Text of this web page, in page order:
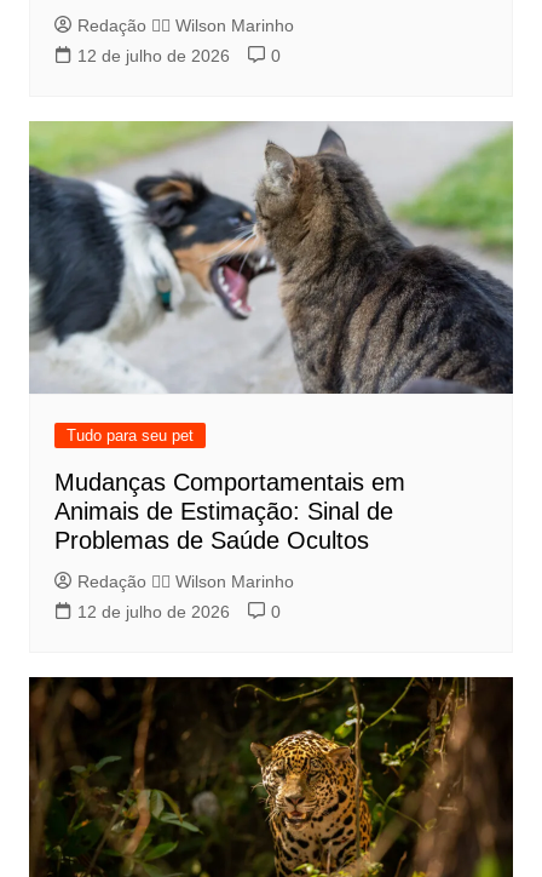
Redação 👨‍⚖️​ Wilson Marinho
12 de julho de 2026
0
Tudo para seu pet
Mudanças Comportamentais em
Animais de Estimação: Sinal de
Problemas de Saúde Ocultos
Redação 👨‍⚖️​ Wilson Marinho
12 de julho de 2026
0